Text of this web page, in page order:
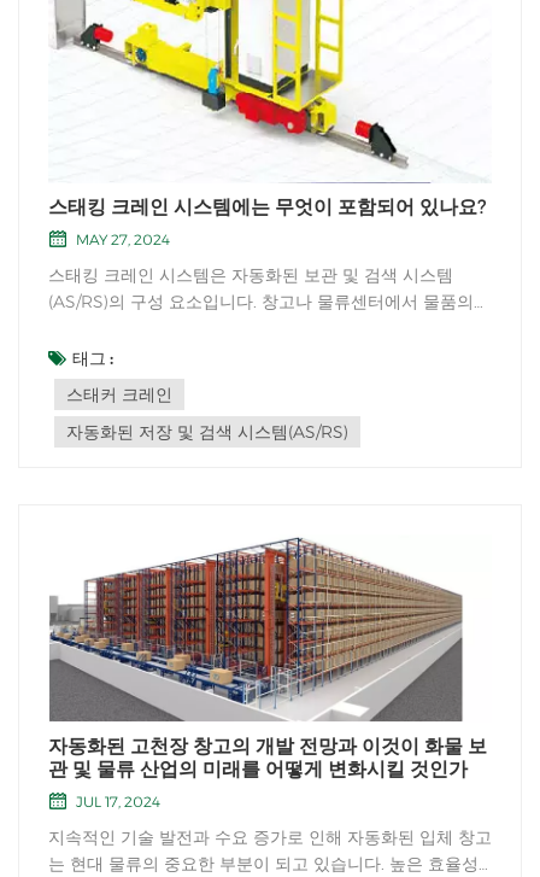
스태킹 크레인 시스템에는 무엇이 포함되어 있나요?
MAY 27, 2024
스태킹 크레인 시스템은 자동화된 보관 및 검색 시스템
(AS/RS)의 구성 요소입니다. 창고나 물류센터에서 물품의
인 시스템의 주요 구성 요소는 다음과 같습니다. 스태커 크
레인: 창고의 보관 통로 내에서 작동하는 특수 유형의 자재
취급 크레인입니다. 통...
태그 :
스태커 크레인
자동화된 저장 및 검색 시스템(AS/RS)
자동화된 고천장 창고의 개발 전망과 이것이 화물 보
관 및 물류 산업의 미래를 어떻게 변화시킬 것인가
JUL 17, 2024
지속적인 기술 발전과 수요 증가로 인해 자동화된 입체 창고
는 현대 물류의 중요한 부분이 되고 있습니다. 높은 효율성